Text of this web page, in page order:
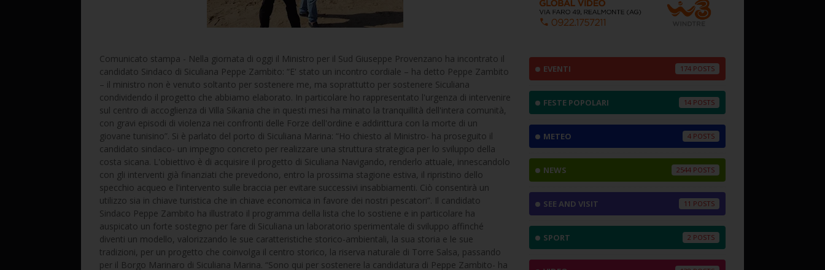
Comunicato stampa - Nella giornata di oggi il Ministro per il Sud Giuseppe Provenzano ha incontrato il
candidato Sindaco di Siculiana Peppe Zambito: “E' stato un incontro cordiale – ha detto Peppe Zambito
– il ministro non è venuto soltanto per sostenere me, ma soprattutto per sostenere Siculiana
condividendo il progetto che abbiamo elaborato. In particolare ho rappresentato l'urgenza di intervenire
sul centro di accoglienza di Villa Sikania che in questi mesi ha minato la tranquillità dell'intera comunità,
con gravi episodi di violenza nei confronti delle Forze dell'ordine e addirittura con la morte di un
giovane tunisino”. Si è parlato del porto di Siculiana Marina: “Ho chiesto al Ministro- ha proseguito il
candidato sindaco- un impegno concreto per realizzare una struttura strategica per lo sviluppo della
costa sicana. L'obiettivo è di acquisire il progetto di Siculiana Navigando, renderlo attuale, innescandolo
con gli interventi già finanziati che prevedono, entro la prossima stagione estiva, il ripristino dello
specchio acqueo e l'intervento sulle braccia per evitare successivi insabbiamenti. Ciò consentirà un
utilizzo sia in chiave turistica che in chiave economica in favore dei nostri pescatori”. Il candidato
Sindaco Peppe Zambito ha illustrato il programma della lista che lo sostiene e in particolare ha
auspicato un forte sostegno per fare di Siculiana un laboratorio sperimentale di sviluppo affinché
diventi un modello, valorizzando le sue caratteristiche storico-ambientali, la sua storia e le sue
tradizioni, per un progetto che coinvolga il centro storico, la riserva naturale di Torre Salsa, passando
per il Borgo Marinaro di Siculiana Marina. “Sono qui per sostenere la candidatura di Peppe Zambito- ha
EVENTI 174
FESTE POPOLARI 14
METEO 4
NEWS 2544
SEE AND VISIT 11
SPORT 2